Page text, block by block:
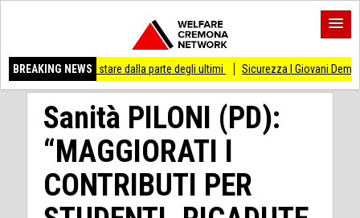
BREAKING NEWS
di stare dalla parte degli ultimi Sicurezza I Giovani Democratici
Sanità PILONI (PD):
“MAGGIORATI I
CONTRIBUTI PER